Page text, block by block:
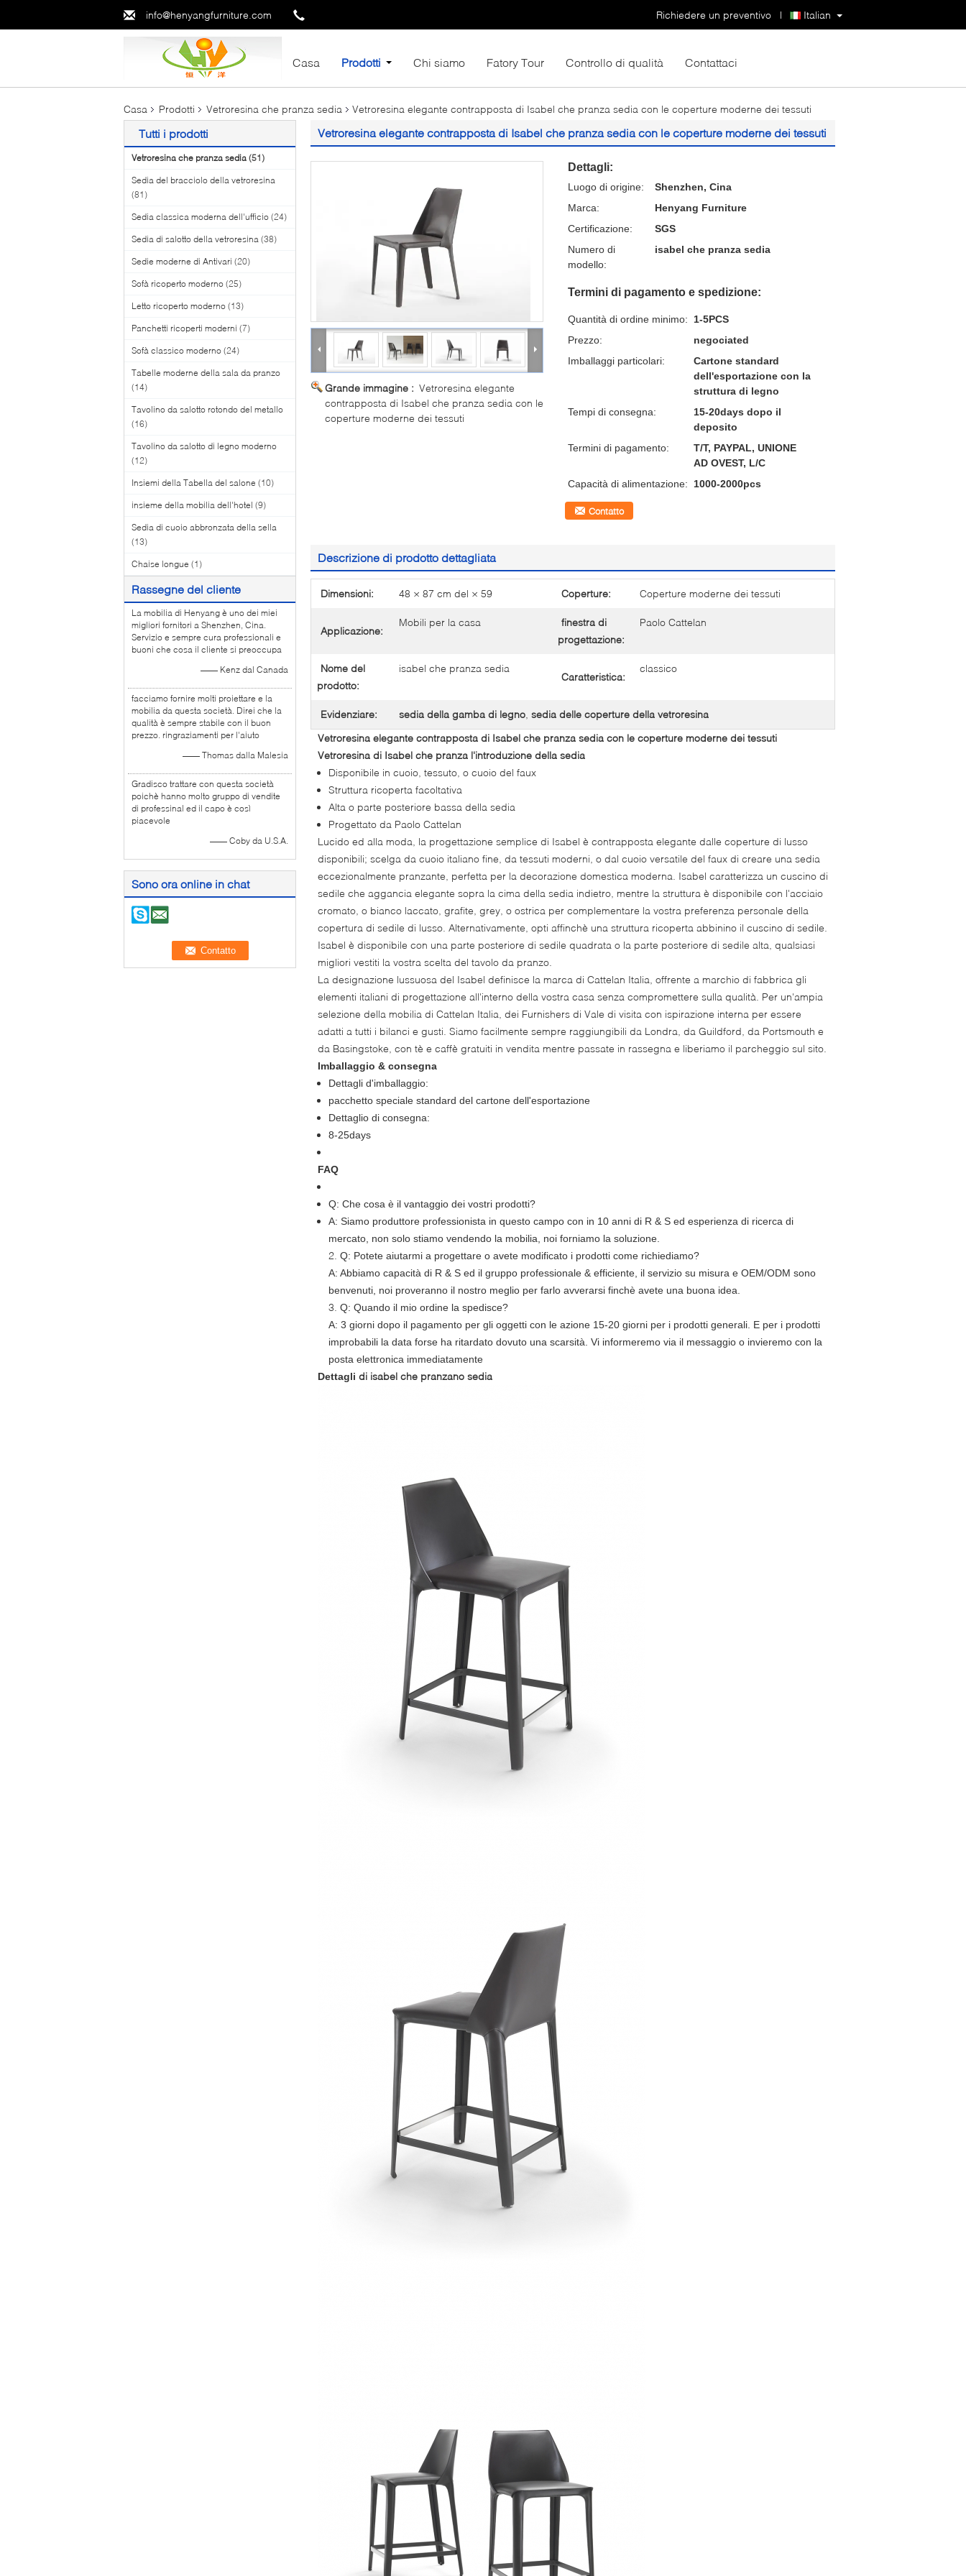
info@henyangfurniture.com Italian
Richiedere un preventivo |
Casa Prodotti Chi siamo Fatory Tour Controllo di qualità Contattaci
Casa Prodotti Vetroresina che pranza sedia Vetroresina elegante contrapposta di Isabel che pranza sedia con le coperture moderne dei tessuti
Tutti i prodotti
Vetroresina che pranza sedia (51)
Sedia del bracciolo della vetroresina
(81)
Sedia classica moderna dell'ufficio (24)
Sedia di salotto della vetroresina (38)
Sedie moderne di Antivari (20)
Sofà ricoperto moderno (25)
Letto ricoperto moderno (13)
Panchetti ricoperti moderni (7)
Sofà classico moderno (24)
Tabelle moderne della sala da pranzo
(14)
Tavolino da salotto rotondo del metallo
(16)
Tavolino da salotto di legno moderno
(12)
Insiemi della Tabella del salone (10)
insieme della mobilia dell'hotel (9)
Sedia di cuoio abbronzata della sella
(13)
Chaise longue (1)
Rassegne del cliente
La mobilia di Henyang è uno dei miei
migliori fornitori a Shenzhen, Cina.
Servizio e sempre cura professionali e
buoni che cosa il cliente si preoccupa
—— Kenz dal Canada
facciamo fornire molti proiettare e la
mobilia da questa società. Direi che la
qualità è sempre stabile con il buon
prezzo. ringraziamenti per l'aiuto
—— Thomas dalla Malesia
Gradisco trattare con questa società
poichè hanno molto gruppo di vendite
di professinal ed il capo è così
piacevole
—— Coby da U.S.A.
Sono ora online in chat
Vetroresina elegante contrapposta di Isabel che pranza sedia con le coperture moderne dei tessuti
Grande immagine : Vetroresina elegante
contrapposta di Isabel che pranza sedia con le
coperture moderne dei tessuti
Dettagli:
Luogo di origine:
Shenzhen, Cina
Marca:
Henyang Furniture
Certificazione:
SGS
Numero di
modello:
isabel che pranza sedia
Termini di pagamento e spedizione:
Quantità di ordine minimo:
1-5PCS
Prezzo:
negociated
Imballaggi particolari:
Cartone standard
dell'esportazione con la
struttura di legno
Tempi di consegna:
15-20days dopo il
deposito
Termini di pagamento:
T/T, PAYPAL, UNIONE
AD OVEST, L/C
Capacità di alimentazione:
1000-2000pcs
Contatto
Descrizione di prodotto dettagliata
Dimensioni: 48 × 87 cm del × 59 Coperture: Coperture moderne dei tessuti
Applicazione:
Mobili per la casa
finestra di
progettazione:
Paolo Cattelan
Nome del
prodotto:
isabel che pranza sedia
Caratteristica:
classico
Evidenziare: sedia della gamba di legno sedia delle coperture della vetroresina
Vetroresina elegante contrapposta di Isabel che pranza sedia con le coperture moderne dei tessuti
Vetroresina di Isabel che pranza l'introduzione della sedia
Disponibile in cuoio, tessuto, o cuoio del faux
Struttura ricoperta facoltativa
Alta o parte posteriore bassa della sedia
Progettato da Paolo Cattelan
Lucido ed alla moda, la progettazione semplice di Isabel è contrapposta elegante dalle coperture di lusso
disponibili; scelga da cuoio italiano fine, da tessuti moderni, o dal cuoio versatile del faux di creare una sedia
eccezionalmente pranzante, perfetta per la decorazione domestica moderna. Isabel caratterizza un cuscino di
sedile che aggancia elegante sopra la cima della sedia indietro, mentre la struttura è disponibile con l'acciaio
cromato, o bianco laccato, grafite, grey, o ostrica per complementare la vostra preferenza personale della
copertura di sedile di lusso. Alternativamente, opti affinchè una struttura ricoperta abbinino il cuscino di sedile.
Isabel è disponibile con una parte posteriore di sedile quadrata o la parte posteriore di sedile alta, qualsiasi
migliori vestiti la vostra scelta del tavolo da pranzo.
La designazione lussuosa del Isabel definisce la marca di Cattelan Italia, offrente a marchio di fabbrica gli
elementi italiani di progettazione all'interno della vostra casa senza compromettere sulla qualità. Per un'ampia
selezione della mobilia di Cattelan Italia, dei Furnishers di Vale di visita con ispirazione interna per essere
adatti a tutti i bilanci e gusti. Siamo facilmente sempre raggiungibili da Londra, da Guildford, da Portsmouth e
da Basingstoke, con tè e caffè gratuiti in vendita mentre passate in rassegna e liberiamo il parcheggio sul sito.
Imballaggio & consegna
Dettagli d'imballaggio:
pacchetto speciale standard del cartone dell'esportazione
Dettaglio di consegna:
8-25days
FAQ
Q: Che cosa è il vantaggio dei vostri prodotti?
A: Siamo produttore professionista in questo campo con in 10 anni di R & S ed esperienza di ricerca di
mercato, non solo stiamo vendendo la mobilia, noi forniamo la soluzione.
2. Q: Potete aiutarmi a progettare o avete modificato i prodotti come richiediamo?
A: Abbiamo capacità di R & S ed il gruppo professionale & efficiente, il servizio su misura e OEM/ODM sono
benvenuti, noi proveranno il nostro meglio per farlo avverarsi finchè avete una buona idea.
3. Q: Quando il mio ordine la spedisce?
A: 3 giorni dopo il pagamento per gli oggetti con le azione 15-20 giorni per i prodotti generali. E per i prodotti
improbabili la data forse ha ritardato dovuto una scarsità. Vi informeremo via il messaggio o invieremo con la
posta elettronica immediatamente
Dettagli di isabel che pranzano sedia